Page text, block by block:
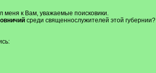
меня к Вам, уважаемые поисковики.
среди священнослужителей этой